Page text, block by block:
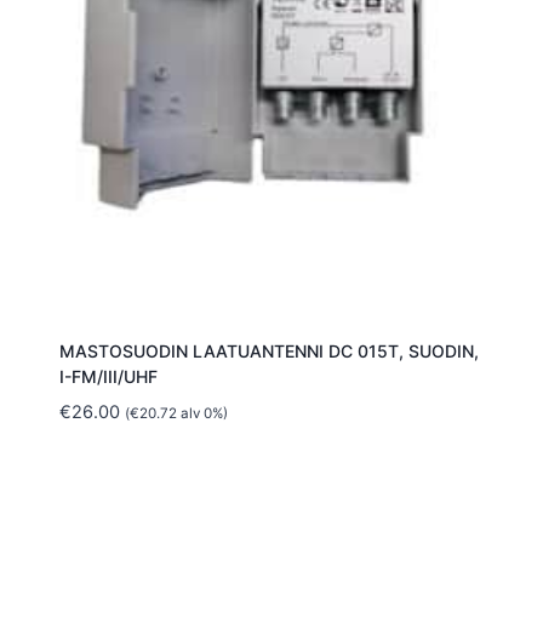
MASTOSUODIN LAATUANTENNI DC 015T, SUODIN,
I-FM/III/UHF
€26.00 (€20.72alv 0%)